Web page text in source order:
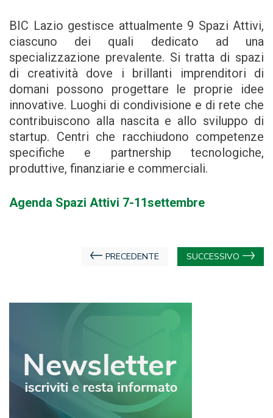
BIC Lazio gestisce attualmente 9 Spazi Attivi,
ciascuno dei quali dedicato ad una
specializzazione prevalente. Si tratta di spazi
di creatività dove i brillanti imprenditori di
domani possono progettare le proprie idee
innovative. Luoghi di condivisione e di rete che
contribuiscono alla nascita e allo sviluppo di
startup. Centri che racchiudono competenze
specifiche e partnership tecnologiche,
produttive, finanziarie e commerciali.
Agenda Spazi Attivi 7-11settembre
Navigazione
PRECEDENTE SUCCESSIVO